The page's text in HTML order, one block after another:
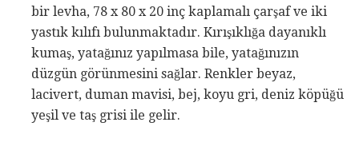
bir levha, 78 x 80 x 20 inç kaplamalı çarşaf ve iki
yastık kılıfı bulunmaktadır. Kırışıklığa dayanıklı
kumaş, yatağınız yapılmasa bile, yatağınızın
düzgün görünmesini sağlar. Renkler beyaz,
lacivert, duman mavisi, bej, koyu gri, deniz köpüğü
yeşil ve taş grisi ile gelir.